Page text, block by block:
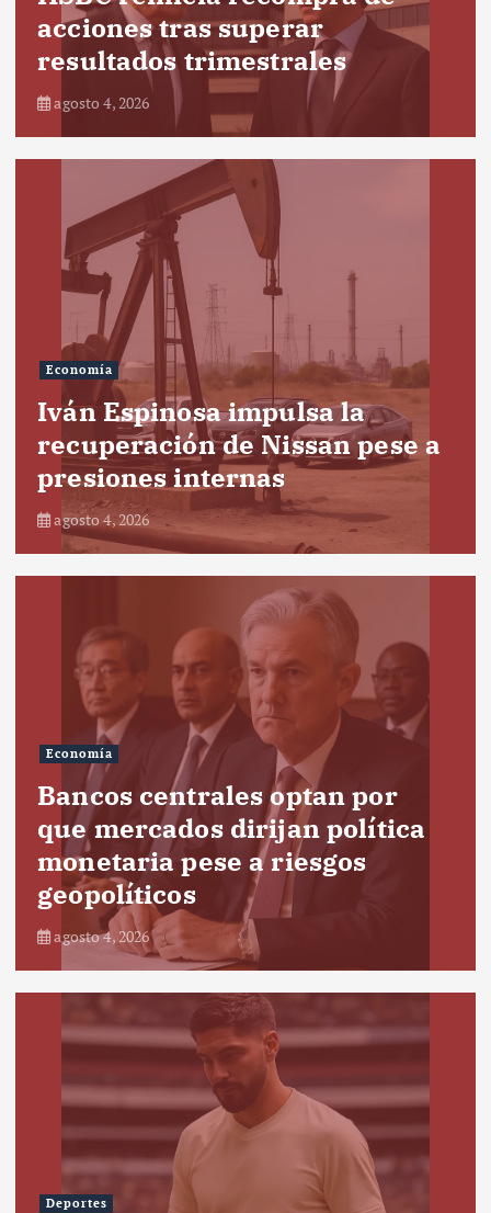
acciones tras superar
resultados trimestrales
agosto 4, 2026
Economía
Iván Espinosa impulsa la
recuperación de Nissan pese a
presiones internas
agosto 4, 2026
Economía
Bancos centrales optan por
que mercados dirijan política
monetaria pese a riesgos
geopolíticos
agosto 4, 2026
Deportes